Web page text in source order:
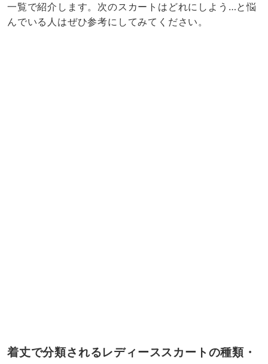
一覧で紹介します。次のスカートはどれにしよう…と悩
んでいる人はぜひ参考にしてみてください。
着丈で分類されるレディーススカートの種類・